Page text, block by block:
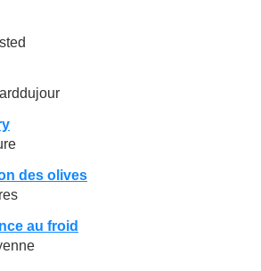
des olives
au froid